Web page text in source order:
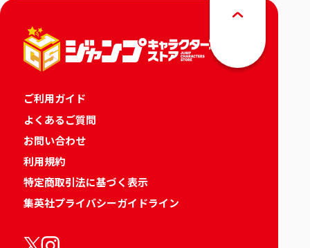
ご利用ガイド
よくあるご質問
お問い合わせ
利用規約
特定商取引法に基づく表示
集英社プライバシーガイドライン